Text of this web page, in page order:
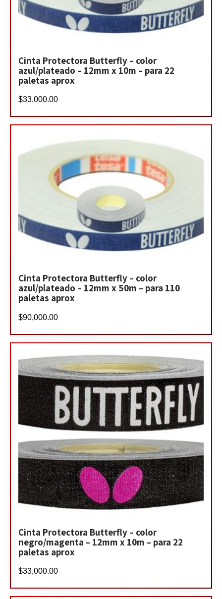
Cinta Protectora Butterfly – color
azul/plateado – 12mm x 10m – para 22
paletas aprox
$33,000.00
Cinta Protectora Butterfly – color
azul/plateado – 12mm x 50m – para 110
paletas aprox
$90,000.00
Cinta Protectora Butterfly – color
negro/magenta – 12mm x 10m – para 22
paletas aprox
$33,000.00